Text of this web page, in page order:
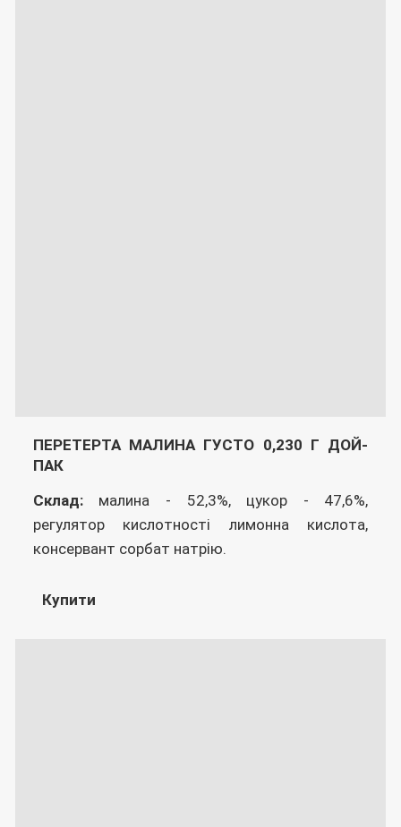
ПЕРЕТЕРТА МАЛИНА ГУСТО 0,230 Г ДОЙ-
ПАК
Склад:малина - 52,3%, цукор - 47,6%,
регулятор кислотності лимонна кислота,
консервант сорбат натрію.
Купити